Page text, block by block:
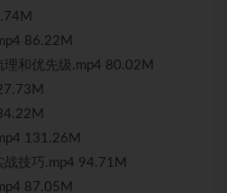
86.22M
和优先级.mp4 80.02M
131.26M
技巧.mp4 94.71M
87.05M